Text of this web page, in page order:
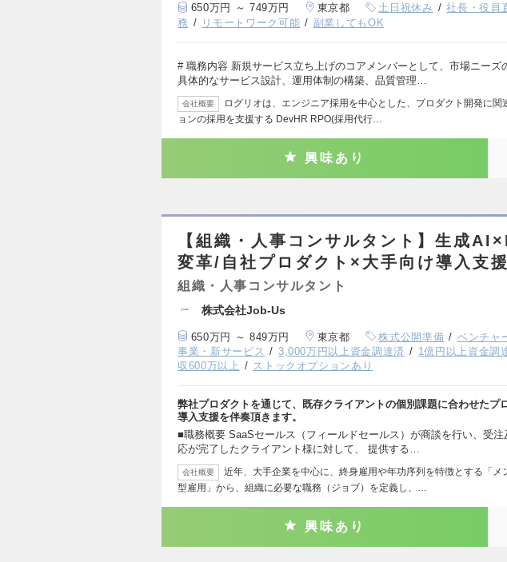
650万円 ～ 749万円 東京都 土日祝休み 社長・役員
務
リモートワーク可能 副業してもOK
# 職務内容 新規サービス立ち上げのコアメンバーとして、市場ニーズ
具体的なサービス設計、運用体制の構築、品質管理…
会社概要
ログリオは、エンジニア採用を中心とした、プロダクト開発に関
ョンの採用を支援する DevHR RPO(採用代行…
興味あり
【組織・人事コンサルタント】生成
変革/自社プロダクト×大手向け導入支援
組織・人事コンサルタント
株式会社Job-Us
650万円 ～ 849万円 東京都 株式公開準備 ベンチャ
事業・新サービス
3,000万円以上資金調達済 1億円以上資金調
収600万以上
ストックオプションあり
弊社プロダクトを通じて、既存クライアントの個別課題に合わせたプ
導入支援を伴奏頂きます。
■職務概要 SaaSセールス（フィールドセールス）が商談を行い、受注
応が完了したクライアント様に対して、 提供する…
会社概要
近年、大手企業を中心に、終身雇用や年功序列を特徴とする「メ
型雇用」から、組織に必要な職務（ジョブ）を定義し、…
興味あり